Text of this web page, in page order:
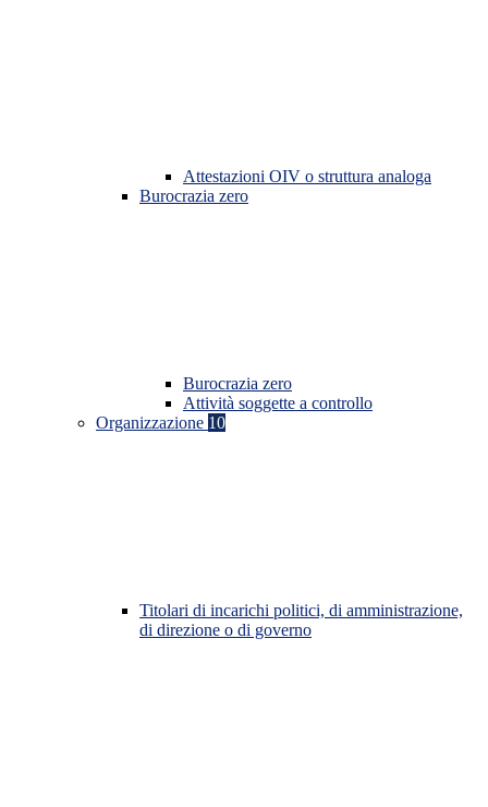
Attestazioni OIV o struttura analoga
Burocrazia zero
Burocrazia zero
Attività soggette a controllo
Organizzazione 10
Titolari di incarichi politici, di amministrazione,
di direzione o di governo